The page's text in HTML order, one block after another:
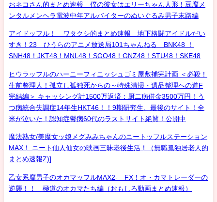
おネコさん的まとめ速報 僕の彼女はエリーちゃん人形！豆腐メ
ンタルメンヘラ電波中年アルバイターのぬいぐるみ男子末路編
アイドッフル！ ワタクシ的まとめ速報 地下格闘アイドルだい
すき！23 ひうらのアニメ放送局101ちゃんねる BNK48 ！
SNH48！JKT48！MNL48！SGO48！GNZ48！STU48！SKE48
ヒウラッフルのハーニーフィニッシュゴミ屋敷補完計画 ＜必殺！
生前整理人！孤立し孤独死からの～特殊清掃・遺品整理への道F
完結編＞ キャッシング計1500万返済：厨二病借金3500万円！う
つ病統合失調症14年生HKT46！！9期研究生、最後のサイト！全
米が泣いた！認知症鬱病60代のラストサイト絶賛！公開中
魔法熟女/美魔女ッ娘メグみみちゃんのニートッフルステーション
MAX！ ニート仙人仙女の映画三昧老後生活！（無職孤独居老人的
まとめ速報Z)]
乙女系腐男子のオカマッフルMAX2- FX！オ・カマトレーダーの
逆襲！！ 極道のオカマたち編（おもしろ動画まとめ速報）